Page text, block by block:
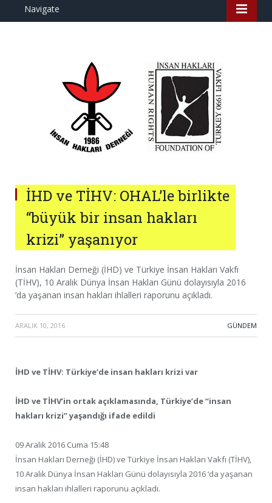
Navigate
İHD ve TİHV: OHAL’le birlikte
“büyük bir insan hakları
krizi” yaşanıyor
İnsan Hakları Derneği (İHD) ve Türkiye İnsan Hakları Vakfı
(TİHV), 10 Aralık Dünya İnsan Hakları Günü dolayısıyla 2016
‘da yaşanan insan hakları ihlalleri raporunu açıkladı.
ARALIK 10, 2016 · GÜNDEM
İHD ve TİHV: Türkiye’de insan hakları krizi var
İHD ve TİHV’in ortak açıklamasında, Türkiye’de “insan
hakları krizi” yaşandığı ifade edildi
09 Aralık 2016 Cuma 15:48
İnsan Hakları Derneği (İHD) ve Türkiye İnsan Hakları Vakfı (TİHV),
10 Aralık Dünya İnsan Hakları Günü dolayısıyla 2016 ‘da yaşanan
insan hakları ihlalleri raporunu açıkladı.